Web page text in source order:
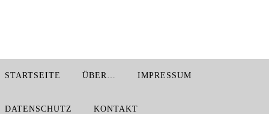
Inhalt
STARTSEITE ÜBER… IMPRESSUM
DATENSCHUTZ KONTAKT